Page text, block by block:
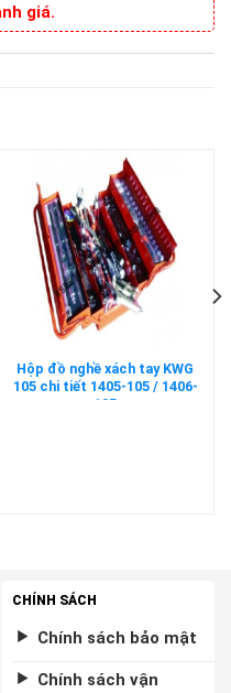
giá.
Hộp đồ nghề xách tay KWG
105 chi tiết 1405-105 / 1406-
105
CHÍNH SÁCH
Chính sách bảo mật
Chính sách vận